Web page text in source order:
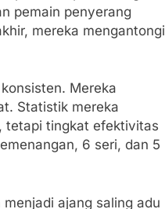
pemain penyerang
mereka mengantongi
Mereka
Statistik mereka
tetapi tingkat efektivitas
6 seri, dan 5
ajang saling adu